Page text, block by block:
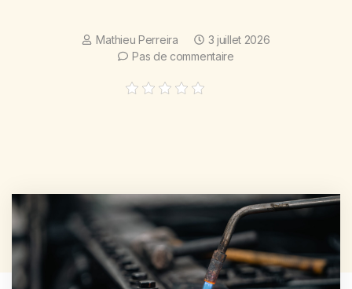
Mathieu Perreira
3 juillet 2026
Pas de commentaire